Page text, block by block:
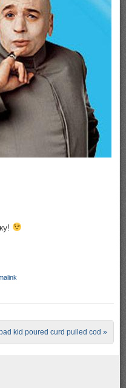
kid poured curd pulled cod »